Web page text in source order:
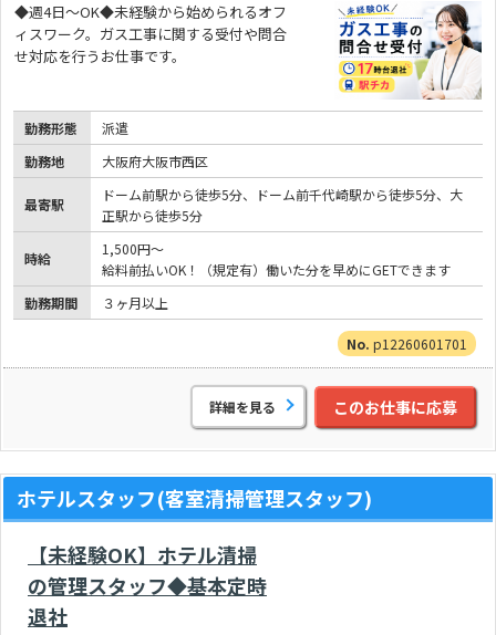
◆週4日～OK◆未経験から始められるオフ
ィスワーク。ガス工事に関する受付や問合
せ対応を行うお仕事です。
勤務形態
派遣
勤務地
大阪府大阪市西区
最寄駅
ドーム前駅から徒歩5分、ドーム前千代崎駅から徒歩5分、大
正駅から徒歩5分
時給
1,500円～
給料前払いOK！（規定有）働いた分を早めにGETできます
勤務期間
３ヶ月以上
p12260601701
詳細を見る このお仕事に応募
ホテルスタッフ(客室清掃管理スタッフ)
【未経験OK】ホテル清掃
の管理スタッフ◆基本定時
退社